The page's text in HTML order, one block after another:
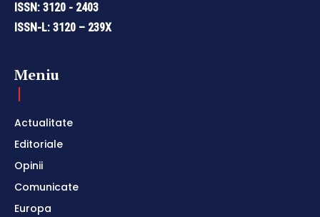
ISSN: 3120 - 2403
ISSN-L: 3120 – 239X
Meniu
Actualitate
Editoriale
Opinii
Comunicate
Europa